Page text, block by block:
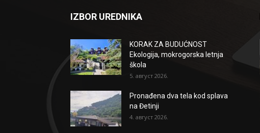
IZBOR UREDNIKA
KORAK ZA BUDUĆNOST
Ekologija, mokrogorska letnja
škola
5. август 2026.
Pronađena dva tela kod splava
na Đetinji
4. август 2026.